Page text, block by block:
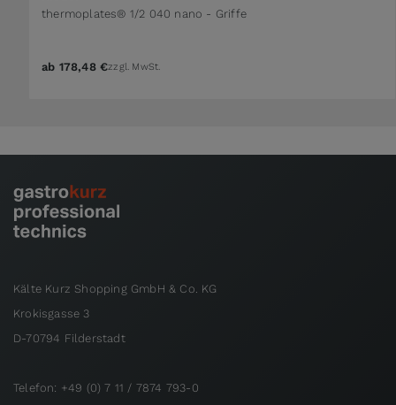
thermoplates® 1/2 040 nano - Griffe
ab 178,48 €zzgl. MwSt.
Kälte Kurz Shopping GmbH & Co. KG
Krokisgasse 3
D-70794 Filderstadt
Telefon: +49 (0) 7 11 / 7874 793-0